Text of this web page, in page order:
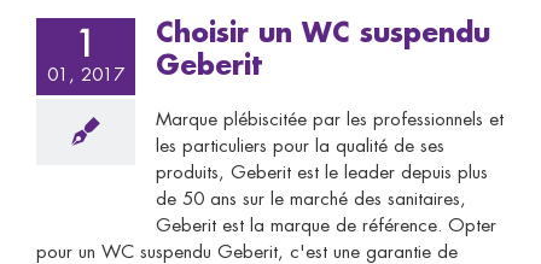
1
01, 2017
Choisir un WC suspendu
Geberit
Marque plébiscitée par les professionnels et
les particuliers pour la qualité de ses
produits, Geberit est le leader depuis plus
de 50 ans sur le marché des sanitaires,
Geberit est la marque de référence. Opter
pour un WC suspendu Geberit, c'est une garantie de